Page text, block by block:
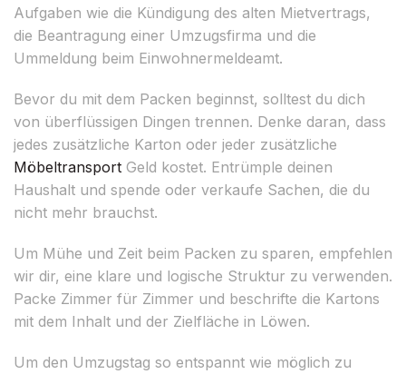
Aufgaben wie die Kündigung des alten Mietvertrags,
die Beantragung einer Umzugsfirma und die
Ummeldung beim Einwohnermeldeamt.
Bevor du mit dem Packen beginnst, solltest du dich
von überflüssigen Dingen trennen. Denke daran, dass
jedes zusätzliche Karton oder jeder zusätzliche
Möbeltransport Geld kostet. Entrümple deinen
Haushalt und spende oder verkaufe Sachen, die du
nicht mehr brauchst.
Um Mühe und Zeit beim Packen zu sparen, empfehlen
wir dir, eine klare und logische Struktur zu verwenden.
Packe Zimmer für Zimmer und beschrifte die Kartons
mit dem Inhalt und der Zielfläche in Löwen.
Um den Umzugstag so entspannt wie möglich zu